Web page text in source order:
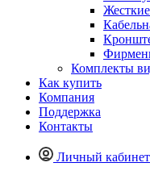
Комплекты
Как купить
Компания
Поддержка
Контакты
Личный кабинет